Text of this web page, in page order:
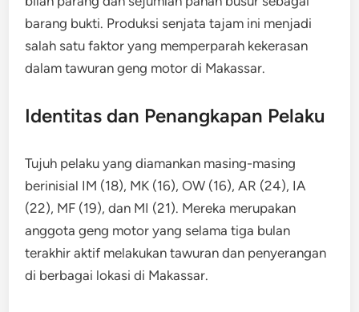
barang bukti. Produksi senjata tajam ini menjadi
salah satu faktor yang memperparah kekerasan
dalam tawuran geng motor di Makassar.
Identitas dan Penangkapan Pelaku
Tujuh pelaku yang diamankan masing-masing
berinisial IM (18), MK (16), OW (16), AR (24), IA
(22), MF (19), dan MI (21). Mereka merupakan
anggota geng motor yang selama tiga bulan
terakhir aktif melakukan tawuran dan penyerangan
di berbagai lokasi di Makassar.